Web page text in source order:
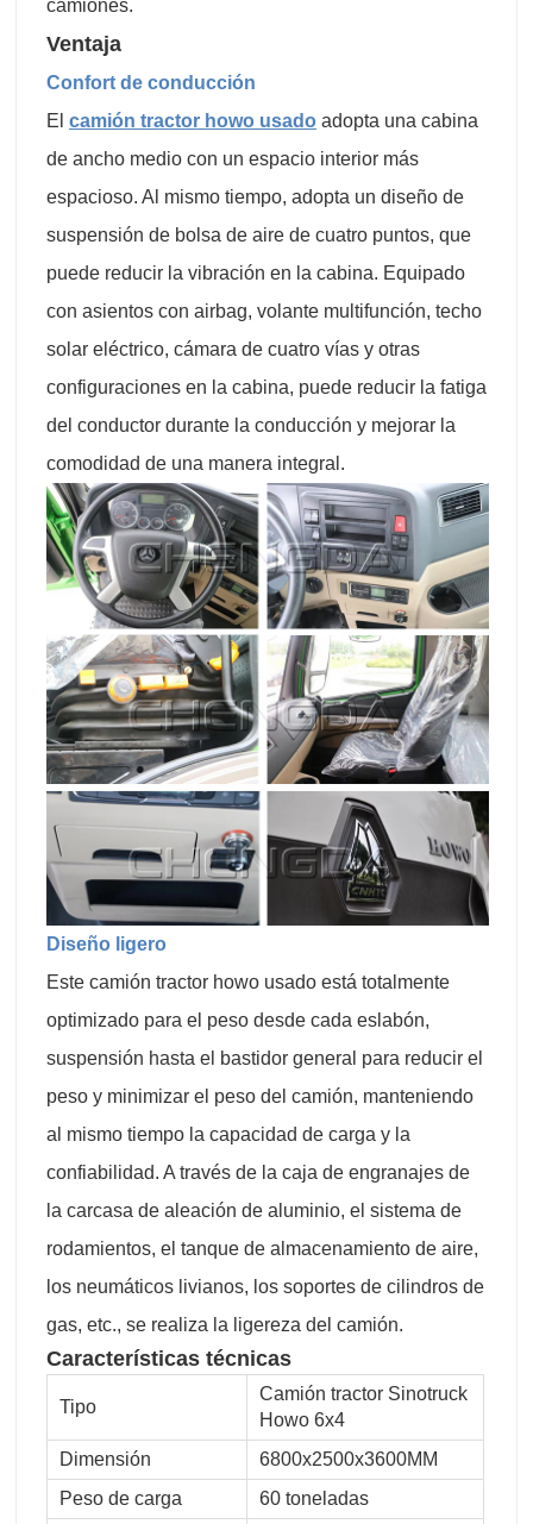
camiones.
Ventaja
Confort de conducción
El camión tractor howo usado adopta una cabina
de ancho medio con un espacio interior más
espacioso. Al mismo tiempo, adopta un diseño de
suspensión de bolsa de aire de cuatro puntos, que
puede reducir la vibración en la cabina. Equipado
con asientos con airbag, volante multifunción, techo
solar eléctrico, cámara de cuatro vías y otras
configuraciones en la cabina, puede reducir la fatiga
del conductor durante la conducción y mejorar la
comodidad de una manera integral.
Diseño ligero
Este camión tractor howo usado está totalmente
optimizado para el peso desde cada eslabón,
suspensión hasta el bastidor general para reducir el
peso y minimizar el peso del camión, manteniendo
al mismo tiempo la capacidad de carga y la
confiabilidad. A través de la caja de engranajes de
la carcasa de aleación de aluminio, el sistema de
rodamientos, el tanque de almacenamiento de aire,
los neumáticos livianos, los soportes de cilindros de
gas, etc., se realiza la ligereza del camión.
Características técnicas
Tipo
Camión tractor Sinotruck
Howo 6x4
Dimensión
6800x2500x3600MM
Peso de carga
60 toneladas